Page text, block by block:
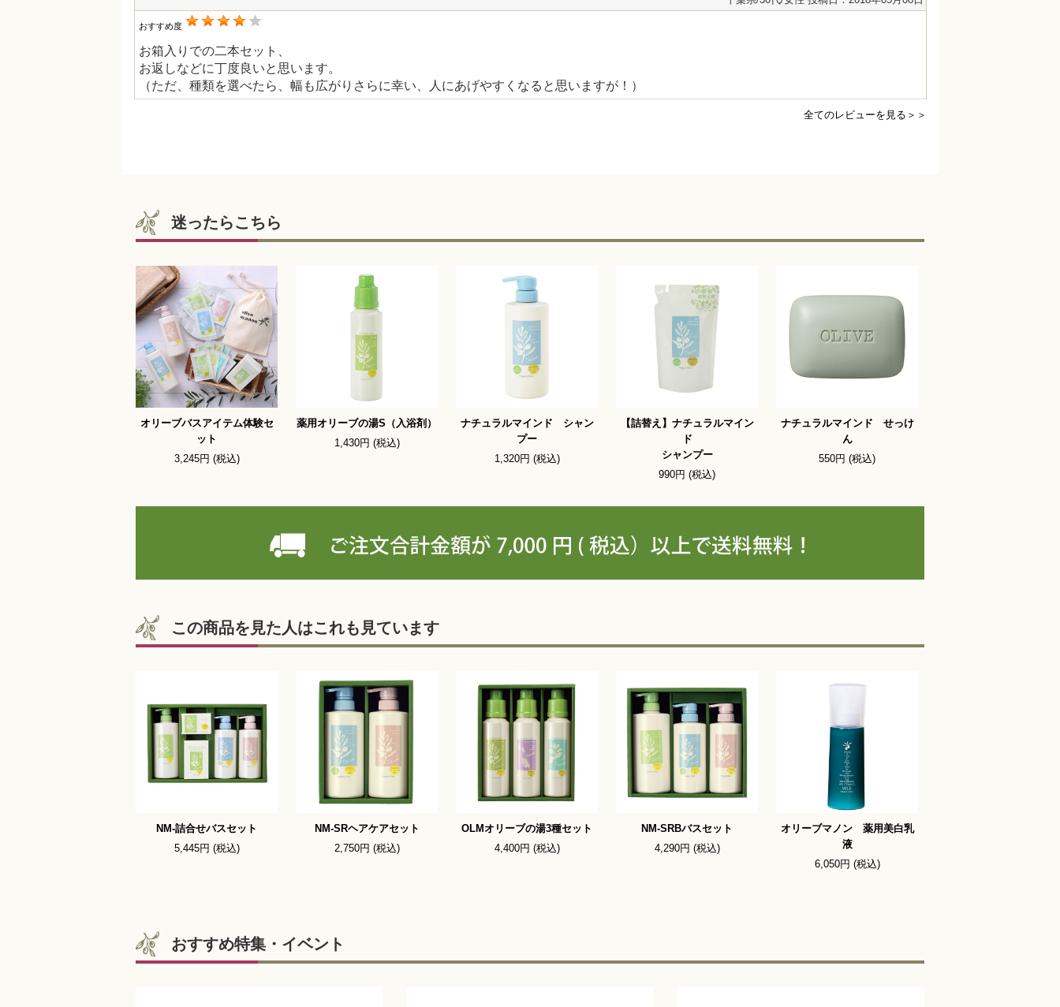
おすすめ度
お箱入りでの二本セット、
お返しなどに丁度良いと思います。
（ただ、種類を選べたら、幅も広がりさらに幸い、人にあげやすくなると思いますが！）
全てのレビューを見る＞＞
迷ったらこちら
オリーブバスアイテム体験セ
ット
3,245円 (税込)
薬用オリーブの湯S（入浴剤）
1,430円 (税込)
ナチュラルマインド シャン
プー
1,320円 (税込)
【詰替え】ナチュラルマイン
ド
シャンプー
990円 (税込)
ナチュラルマインド せっけ
ん
550円 (税込)
この商品を見た人はこれも見ています
NM-詰合せバスセット
5,445円 (税込)
NM-SRヘアケアセット
2,750円 (税込)
OLMオリーブの湯3種セット
4,400円 (税込)
NM-SRBバスセット
4,290円 (税込)
オリーブマノン 薬用美白乳
液
6,050円 (税込)